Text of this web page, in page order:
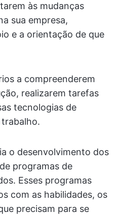
às mudanças
sua empresa,
e a orientação de que
a compreenderem
realizarem tarefas
tecnologias de
o desenvolvimento dos
programas de
Esses programas
com as habilidades, os
precisam para se